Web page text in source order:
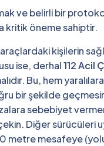
ve belirli bir
kritik öneme sahiptir.
kişilerin
ise, derhal112 Acil
Bu, hem yaralılara
bir şekilde
sebebiyet
Diğer sürücüleri
metre mesafeye